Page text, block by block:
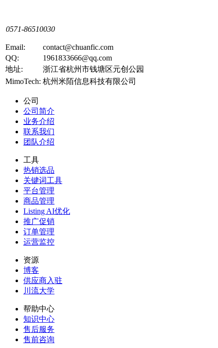
0571-86510030
Email:
contact@chuanfic.com
QQ:
1961833666@qq.com
地址:
浙江省杭州市钱塘区元创公园
MimoTech: 杭州米陌信息科技有限公司
公司
公司简介
业务介绍
联系我们
团队介绍
工具
热销选品
关键词工具
平台管理
商品管理
Listing AI优化
推广促销
订单管理
运营监控
资源
博客
供应商入驻
川流大学
帮助中心
知识中心
售后服务
售前咨询